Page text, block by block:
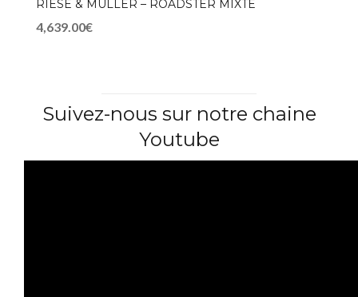
RIESE & MÜLLER – ROADSTER MIXTE
4,639.00€
Suivez-nous sur notre chaine
Youtube